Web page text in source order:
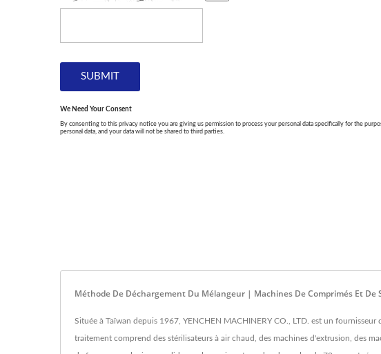
Méthode De Déchargement Du Mélangeur | Machines De Comprimés Et
Située à Taïwan depuis 1967, YENCHEN MACHINERY CO., LTD. est un
traitement comprend des stérilisateurs à air chaud, des machines d'extrusion, des